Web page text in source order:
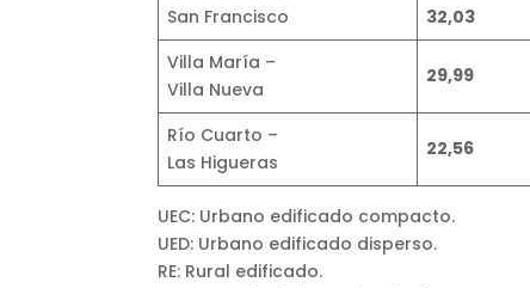
San Francisco 32,03
Villa María –
Villa Nueva
29,99
Río Cuarto –
Las Higueras
22,56
UEC: Urbano edificado compacto.
UED: Urbano edificado disperso.
RE: Rural edificado.